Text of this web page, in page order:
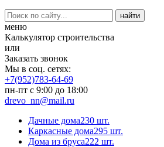
меню
Калькулятор строительства
или
Заказать звонок
Мы в соц. сетях:
+7(952)783-64-69
пн-пт с 9:00 до 18:00
drevo_nn@mail.ru
Дачные дома230 шт.
Каркасные дома295 шт.
Дома из бруса222 шт.